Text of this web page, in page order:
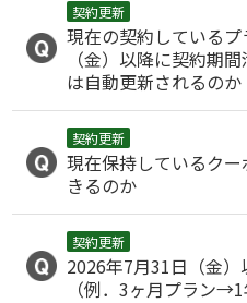
契約更新
現在の契約している
（金）以降に契約期
は自動更新されるのか
契約更新
現在保持しているク
きるのか
契約更新
2026年7月31日（金
（例．3ヶ月プラン